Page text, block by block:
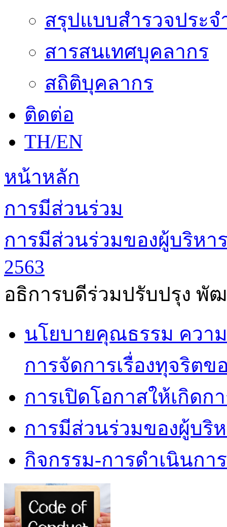
สรุปแบบสำรวจประจ
สารสนเทศบุคลากร
สถิติบุคลากร
ติดต่อ
TH/EN
หน้าหลัก
การมีส่วนร่วม
การมีส่วนร่วมของผู้บริหา
2563
อธิการบดีร่วมปรับปรุง พั
นโยบายคุณธรรม ควา
การจัดการเรื่องทุจริตข
การเปิดโอกาสให้เกิดก
การมีส่วนร่วมของผู้บริ
กิจกรรม-การดำเนินก